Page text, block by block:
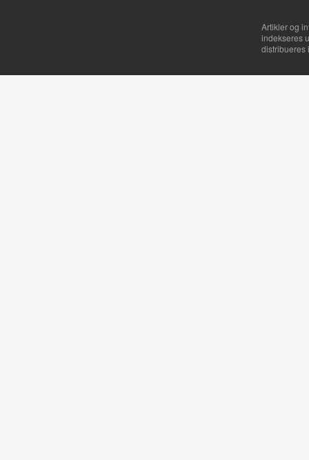
Artikler og
indekseres
distribueres